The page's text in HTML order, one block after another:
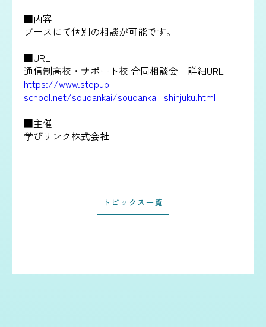
■内容
ブースにて個別の相談が可能です。
■URL
通信制高校・サポート校 合同相談会 詳細URL
https://www.stepup-
school.net/soudankai/soudankai_shinjuku.html
■主催
学びリンク株式会社
トピックス一覧